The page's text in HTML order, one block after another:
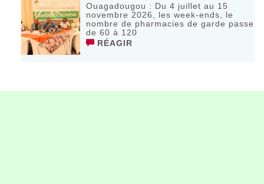
Ouagadougou : Du 4 juillet au 15
novembre 2026, les week-ends, le
nombre de pharmacies de garde passe
de 60 à 120
RÉAGIR